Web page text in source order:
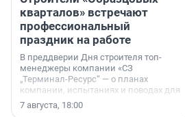
кварталов» встречают
профессиональный
праздник на работе
В преддверии Дня строителя топ-
менеджеры компании «СЗ
„Терминал-Ресурс“ — о планах
компании, испытаниях и поводах для
осторожного оптимизма.
7 августа, 18:00